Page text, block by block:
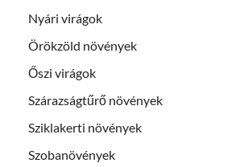
Nyári virágok
Örökzöld növények
Őszi virágok
Szárazságtűrő növények
Sziklakerti növények
Szobanövények